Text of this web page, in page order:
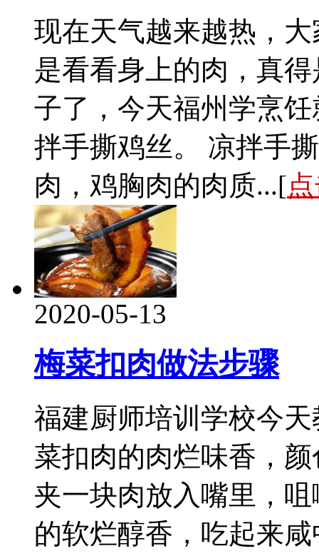
现在天气越来越热，
是看看身上的肉，真
子了，今天福州学烹
拌手撕鸡丝。 凉拌手
肉，鸡胸肉的肉质...[
2020-05-13
梅菜扣肉做法步骤
福建厨师培训学校今
菜扣肉的肉烂味香，
夹一块肉放入嘴里，
的软烂醇香，吃起来